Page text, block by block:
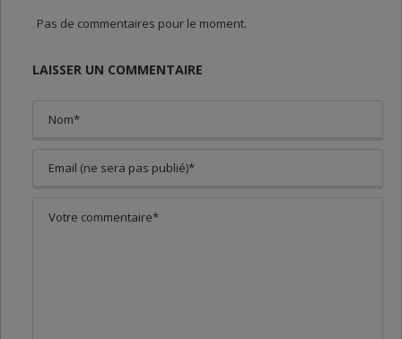
Pas de commentaires pour le moment.
LAISSER UN COMMENTAIRE